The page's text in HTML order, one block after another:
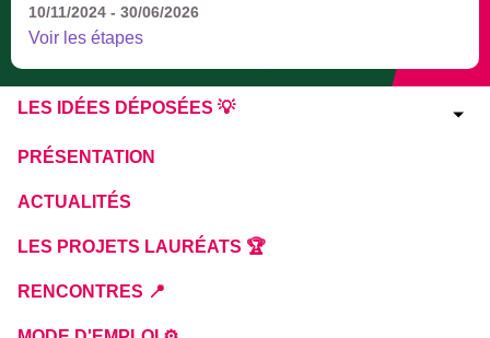
10/11/2024 - 30/06/2026
Voir les étapes
LES IDÉES DÉPOSÉES 💡
PRÉSENTATION
ACTUALITÉS
LES PROJETS LAURÉATS 🏆
RENCONTRES 📍